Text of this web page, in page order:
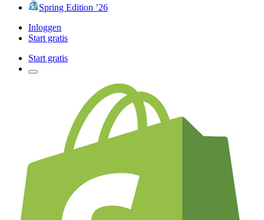
Spring Edition ’26
Inloggen
Start gratis
Start gratis